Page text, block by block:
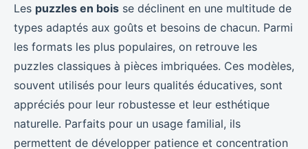
Les puzzles en bois se déclinent en une multitude de
types adaptés aux goûts et besoins de chacun. Parmi
les formats les plus populaires, on retrouve les
puzzles classiques à pièces imbriquées. Ces modèles,
souvent utilisés pour leurs qualités éducatives, sont
appréciés pour leur robustesse et leur esthétique
naturelle. Parfaits pour un usage familial, ils
permettent de développer patience et concentration